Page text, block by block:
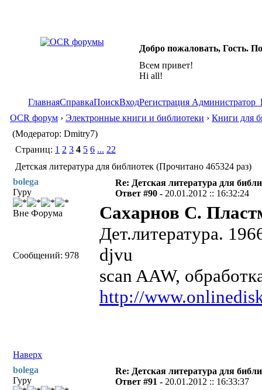
Добро пожаловать, Гость.
Всем привет!
Hi all!
ГлавнаяСправкаПоискВходРегистрация Администратор
OCR форум › Электронные книги и библиотеки › Книги для
(Модератор: Dmitry7)
Страниц: 1 2 3 4 5 6 ... 22
Детская литература для библиотек (Прочитано 465324 раз)
bolega
Гуру
Вне Форума
Сообщений: 978
Re: Детская литература для
Ответ #90 - 20.01.2012 :: 16:32:24
Сахарнов С.
Дет.литература.
djvu
scan AAW,
http://
Наверх
bolega
Гуру
Re: Детская литература для
Ответ #91 - 20.01.2012 :: 16:33:37